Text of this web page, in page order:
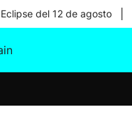
Eclipse del 12 de agosto